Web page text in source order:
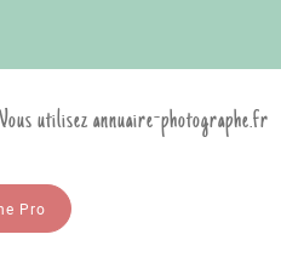
utilisez annuaire-photographe.fr
Pro